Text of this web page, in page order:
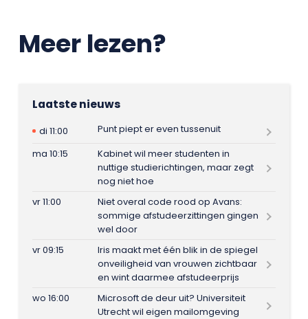
Meer lezen?
Laatste nieuws
di 11:00
Punt piept er even tussenuit
ma 10:15
Kabinet wil meer studenten in
nuttige studierichtingen, maar zegt
nog niet hoe
vr 11:00
Niet overal code rood op Avans:
sommige afstudeerzittingen gingen
wel door
vr 09:15
Iris maakt met één blik in de spiegel
onveiligheid van vrouwen zichtbaar
en wint daarmee afstudeerprijs
wo 16:00
Microsoft de deur uit? Universiteit
Utrecht wil eigen mailomgeving